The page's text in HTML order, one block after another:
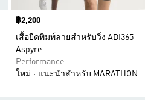
Price
฿2,200
เสื้อยืดพิมพ์ลายสำหรับวิ่ง ADI365
Aspyre
Performance
ใหม่
แนะนำสำหรับ MARATHON